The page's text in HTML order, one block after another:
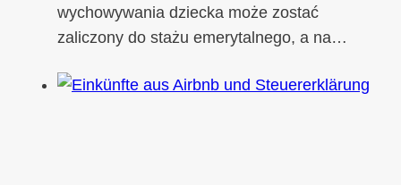
wychowywania dziecka może zostać
zaliczony do stażu emerytalnego, a na…